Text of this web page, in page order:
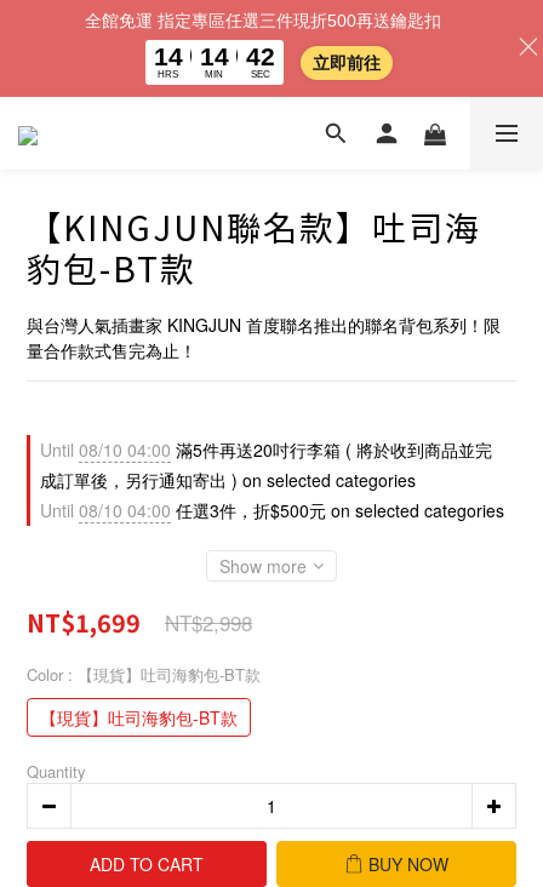
【KINGJUN聯名款】吐司海
豹包-BT款
與台灣人氣插畫家 KINGJUN 首度聯名推出的聯名背包系列！限
量合作款式售完為止！
Until 08/10 04:00 滿5件再送20吋行李箱 ( 將於收到商品並完
成訂單後，另行通知寄出 ) on selected categories
Until 08/10 04:00 任選3件，折$500元 on selected categories
Show more
NT$1,699 NT$2,998
Color : 【現貨】吐司海豹包-BT款
【現貨】吐司海豹包-BT款
Quantity
ADD TO CART BUY NOW
全館免運 指定專區任選三件現折500再送鑰匙扣
14
HRS
14
MIN
39
SEC
立即前往